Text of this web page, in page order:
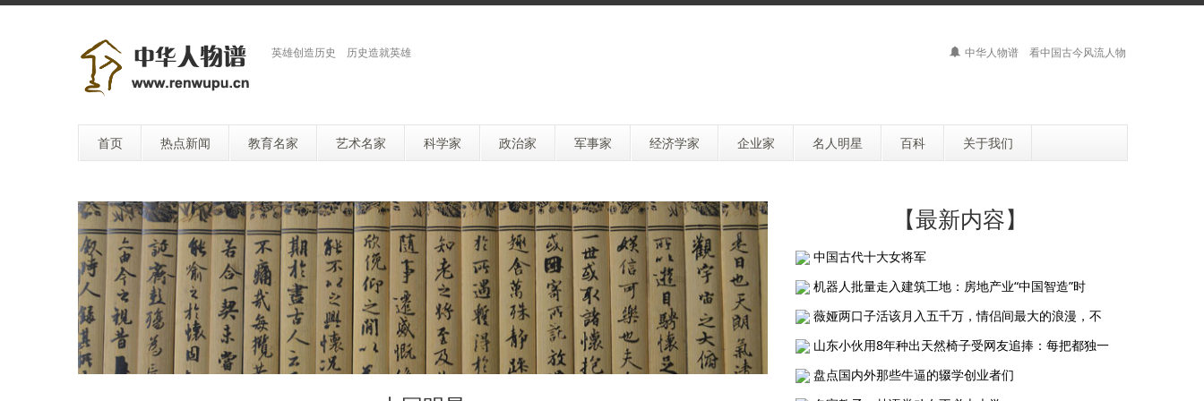
英雄创造历史 历史造就英雄 中华人物谱 看中国古今风流人物
首页 热点新闻 教育名家 艺术名家 科学家 政治家 军事家 经济学家 企业家 名人明星 百科 关于我们
【最新内容】
中国古代十大女将军
机器人批量走入建筑工地：房地产业“中国智造”时
薇娅两口子活该月入五千万，情侣间最大的浪漫，不
山东小伙用8年种出天然椅子受网友追捧：每把都独一
盘点国内外那些牛逼的辍学创业者们